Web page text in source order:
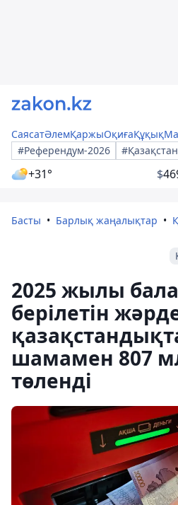
СаясатӘлемҚаржыОқиғаҚұқық
#Референдум-2026
+31° $
Басты Барлық жаңалықтар
2025 жылы
берілетін
шамамен 807
төленді